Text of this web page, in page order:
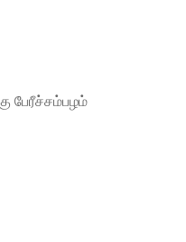
பேரீச்சம்பழம்